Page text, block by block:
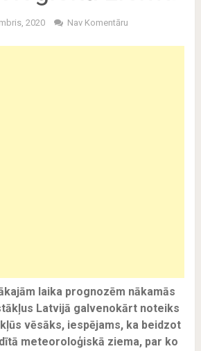
2020 Nav Komentāru
laika prognozēm nākamās
Latvijā galvenokārt noteiks
vēsāks, iespējams, ka beidzot
meteoroloģiskā ziema, par ko